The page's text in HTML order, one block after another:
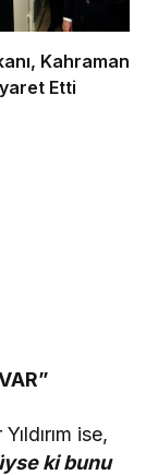
Kahraman
Etti
ise,
ki bunu